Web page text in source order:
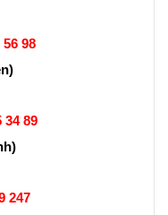
56 98
34 89
247